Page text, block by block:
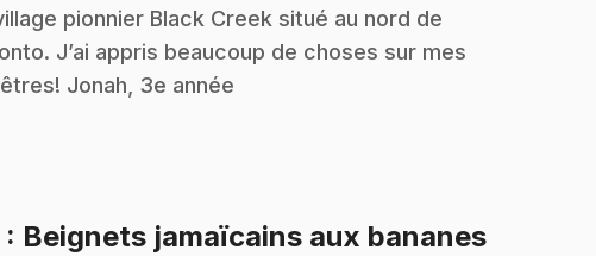
pionnier Black Creek situé au nord de
J’ai appris beaucoup de choses sur mes
Jonah, 3e année
: Beignets jamaïcains aux bananes.